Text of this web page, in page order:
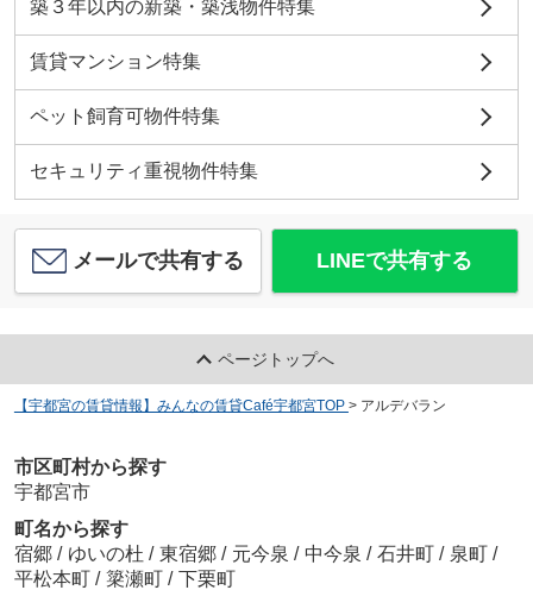
築３年以内の新築・築浅物件特集
賃貸マンション特集
ペット飼育可物件特集
セキュリティ重視物件特集
メールで共有する LINEで共有する
ページトップへ
【宇都宮の賃貸情報】みんなの賃貸Café宇都宮TOP > アルデバラン
市区町村から探す
宇都宮市
町名から探す
宿郷 / ゆいの杜 / 東宿郷 / 元今泉 / 中今泉 / 石井町 / 泉町 /
平松本町 / 簗瀬町 / 下栗町